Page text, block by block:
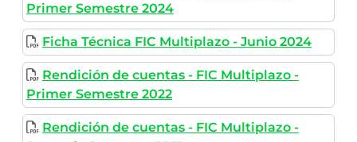
Primer Semestre 2024
Ficha Técnica FIC Multiplazo - Junio 2024
Rendición de cuentas - FIC Multiplazo -
Primer Semestre 2022
Rendición de cuentas - FIC Multiplazo -